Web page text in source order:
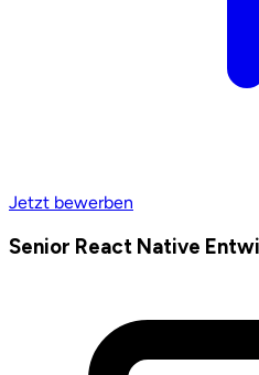
Jetzt bewerben
Senior React Native